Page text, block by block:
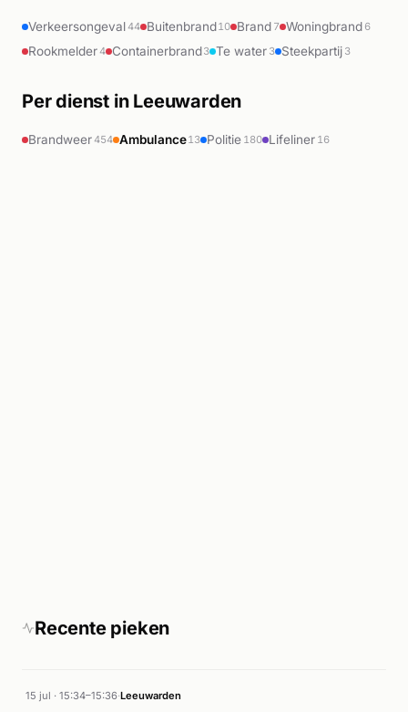
Verkeersongeval44 Buitenbrand10 Brand 7 Woningbrand 6
Rookmelder4 Containerbrand3 Te water 3 Steekpartij 3
Per dienst in Leeuwarden
Brandweer454 Ambulance13 Politie 180 Lifeliner 16
Recente pieken
15 jul · 15:34–15:36·Leeuwarden